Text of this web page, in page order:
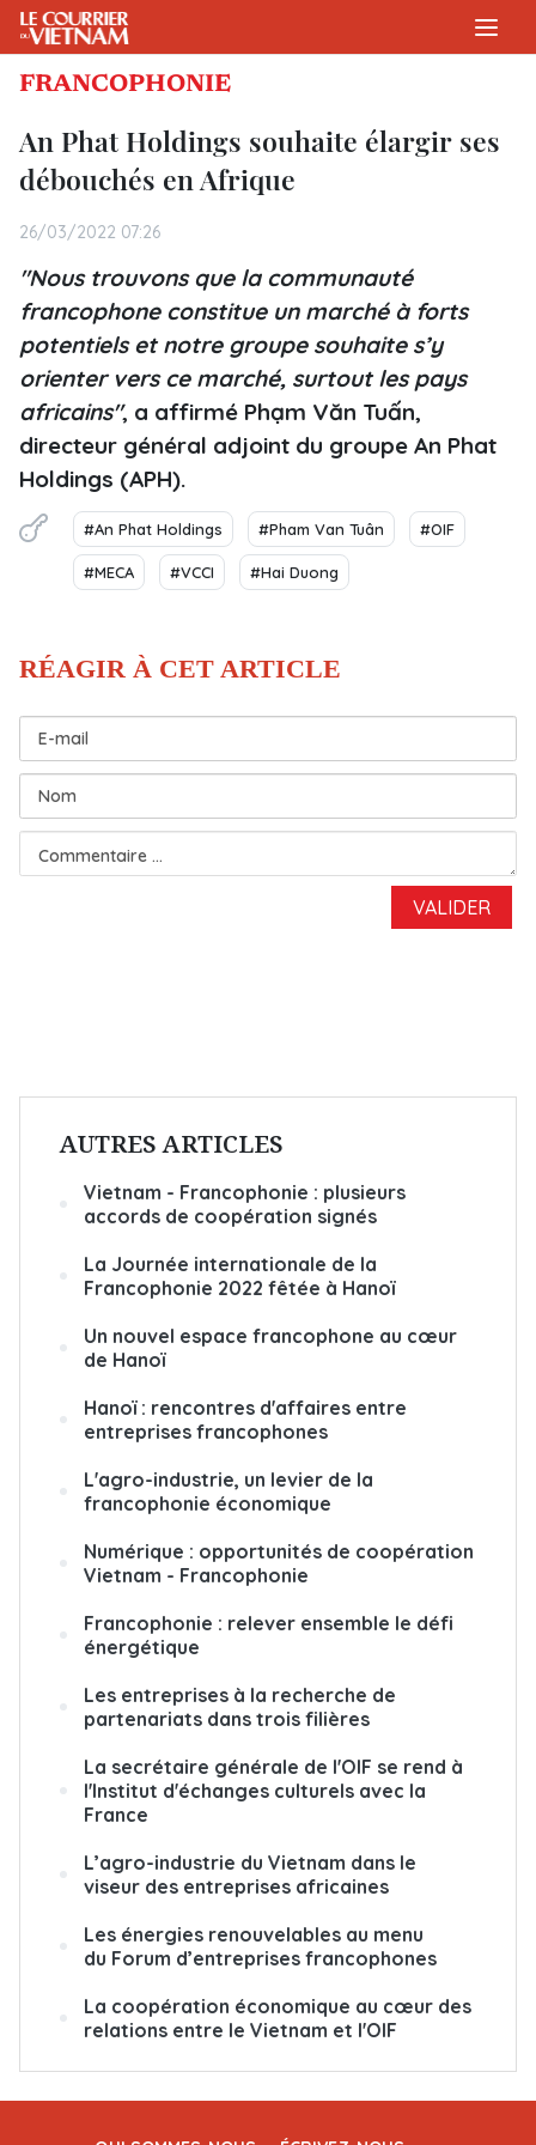
FRANCOPHONIE
An Phat Holdings souhaite élargir ses
débouchés en Afrique
26/03/2022 07:26
"Nous trouvons que la communauté
francophone constitue un marché à forts
potentiels et notre groupe souhaite s’y
orienter vers ce marché, surtout les pays
africains", a affirmé Phạm Văn Tuấn,
directeur général adjoint du groupe An Phat
Holdings (APH).
#An Phat Holdings #Pham Van Tuân #OIF
#MECA #VCCI #Hai Duong
AUTRES ARTICLES
Vietnam - Francophonie : plusieurs
accords de coopération signés
La Journée internationale de la
Francophonie 2022 fêtée à Hanoï
Un nouvel espace francophone au cœur
de Hanoï
Hanoï : rencontres d'affaires entre
entreprises francophones
L'agro-industrie, un levier de la
francophonie économique
Numérique : opportunités de coopération
Vietnam - Francophonie
Francophonie : relever ensemble le défi
énergétique
Les entreprises à la recherche de
partenariats dans trois filières
La secrétaire générale de l'OIF se rend à
l'Institut d'échanges culturels avec la
France
L’agro-industrie du Vietnam dans le
viseur des entreprises africaines
Les énergies renouvelables au menu
du Forum d’entreprises francophones
La coopération économique au cœur des
relations entre le Vietnam et l'OIF